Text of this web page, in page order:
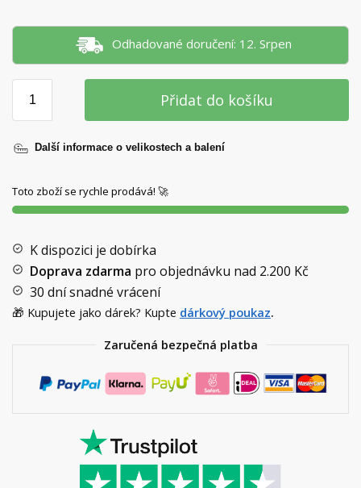
Odhadované doručení: 12. Srpen
Přidat do košíku
Další informace o velikostech a balení
Toto zboží se rychle prodává! 🚀
K dispozici je dobírka
Doprava zdarma pro objednávku nad 2.200 Kč
30 dní snadné vrácení
🎁 Kupujete jako dárek? Kupte dárkový poukaz.
Zaručená bezpečná platba